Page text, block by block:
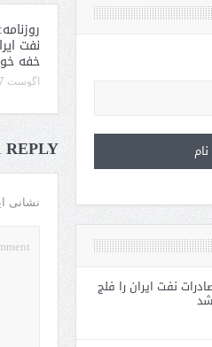
نفت
خفه
آگوست 07, 2026
نشانی
نفت ایران را فلج